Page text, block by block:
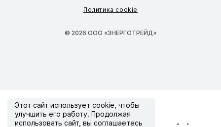
Политика cookie
© 2026 ООО «ЭНЕРГОТРЕЙД»
Этот сайт использует cookie , чтобы
улучшить его работу. Продолжая
использовать сайт, вы соглашаетесь